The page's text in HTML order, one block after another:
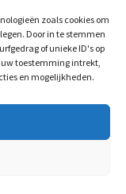
zoals cookies om
Door in te stemmen
of unieke ID's op
uw toestemming intrekt,
en mogelijkheden.